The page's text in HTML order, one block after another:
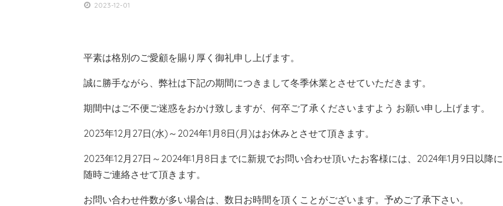
2023-12-01
平素は格別のご愛顧を賜り厚く御礼申し上げます。
誠に勝手ながら、弊社は下記の期間につきまして冬季休業とさせていただきます。
期間中はご不便ご迷惑をおかけ致しますが、何卒ご了承くださいますよう お願い申し上げます。
2023年12月27日(水)～2024年1月8日(月)はお休みとさせて頂きます。
2023年12月27日～2024年1月8日までに新規でお問い合わせ頂いたお客様には、2024年1月9日以降に
随時ご連絡させて頂きます。
お問い合わせ件数が多い場合は、数日お時間を頂くことがございます。予めご了承下さい。